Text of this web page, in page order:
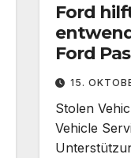
Ford
Ford
15.
Stolen
Vehicle